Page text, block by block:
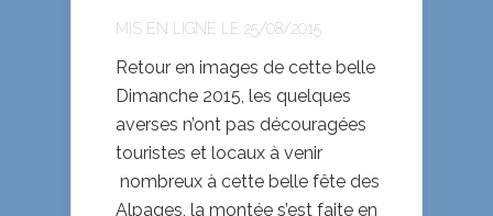
MIS EN LIGNE LE 25/08/2015
Retour en images de cette belle
Dimanche 2015, les quelques
averses n’ont pas découragées
touristes et locaux à venir
nombreux à cette belle fête des
Alpages, la montée s’est faite en